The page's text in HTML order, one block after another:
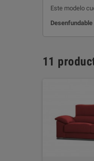
Este modelo
11